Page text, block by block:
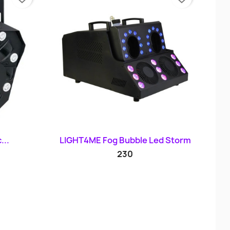
Szybki podgląd
LIGHT4ME Fog Bubble Led Storm
230